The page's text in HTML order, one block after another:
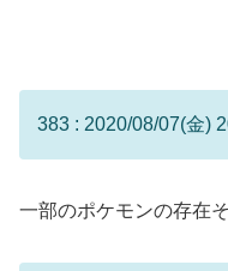
383 : 2020/08/07(金)
一部のポケモンの存在